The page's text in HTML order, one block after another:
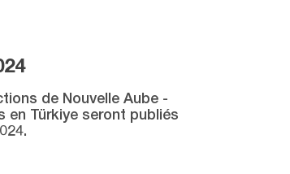
de Nouvelle Aube -
Türkiye seront publiés